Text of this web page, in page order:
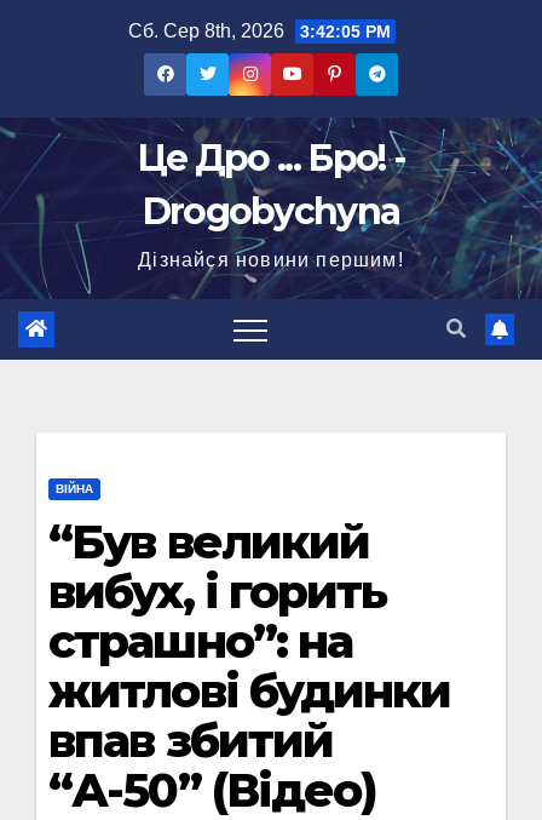
Сб. Сер 8th, 2026 3:42:06 PM
Це Дро ... Бро! -
Drogobychyna
Дізнайся новини першим!
ВІЙНА
“Був великий
вибух, і горить
страшно”: на
житлові будинки
впав збитий
“А-50” (Відео)